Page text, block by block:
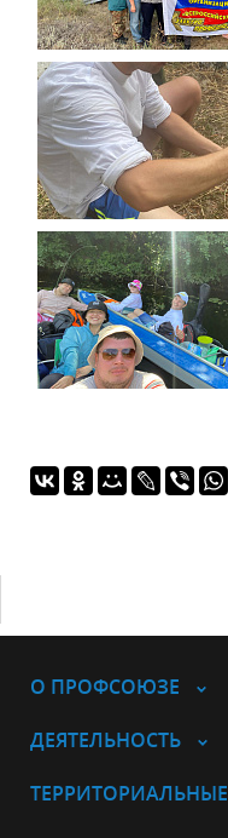
О ПРОФСОЮЗЕ
ДЕЯТЕЛЬНОСТЬ